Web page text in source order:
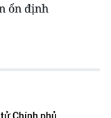
ổn định